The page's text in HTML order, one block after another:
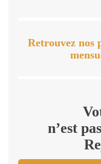
Retrouvez nos
n’est